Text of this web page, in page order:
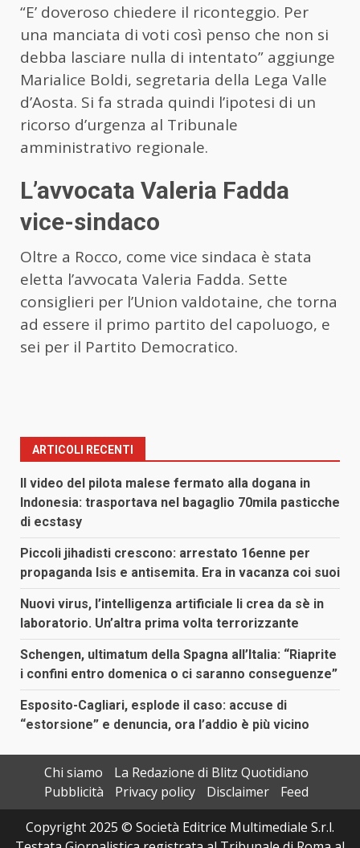
“E’ doveroso chiedere il riconteggio. Per
una manciata di voti così penso che non si
debba lasciare nulla di intentato” aggiunge
Marialice Boldi, segretaria della Lega Valle
d’Aosta. Si fa strada quindi l’ipotesi di un
ricorso d’urgenza al Tribunale
amministrativo regionale.
L’avvocata Valeria Fadda
vice-sindaco
Oltre a Rocco, come vice sindaca è stata
eletta l’avvocata Valeria Fadda. Sette
consiglieri per l’Union valdotaine, che torna
ad essere il primo partito del capoluogo, e
sei per il Partito Democratico.
ARTICOLI RECENTI
Il video del pilota malese fermato alla dogana in
Indonesia: trasportava nel bagaglio 70mila pasticche
di ecstasy
Piccoli jihadisti crescono: arrestato 16enne per
propaganda Isis e antisemita. Era in vacanza coi suoi
Nuovi virus, l’intelligenza artificiale li crea da sè in
laboratorio. Un’altra prima volta terrorizzante
Schengen, ultimatum della Spagna all’Italia: “Riaprite
i confini entro domenica o ci saranno conseguenze”
Esposito-Cagliari, esplode il caso: accuse di
“estorsione” e denuncia, ora l’addio è più vicino
Chi siamo
La Redazione di Blitz Quotidiano
Pubblicità
Privacy policy Disclaimer
Feed
Copyright 2025 © Società Editrice Multimediale S.r.l.